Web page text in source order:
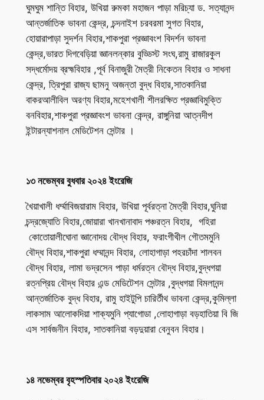
ঘুমঘুম শান্তি বিহার, উখিয়া রুমকা মহাজন পাড়া মরিচ্যা ড. সত্যানন্দ
আন্তর্জাতিক ভাবনা কেন্দ্র, চন্দনাইশ চরবরমা সুগত বিহার,
হোয়ারাপাড়া সুদর্শন বিহার,শাকপুরা প্রজ্ঞাবংশ বিদর্শন ভাবনা
কেন্দ্র,ভারত দিগবেড়িয়া জ্ঞানলন্কার বুড্ডিস্ট সংঘ,রামু রাজারকুল
সদ্ধর্মোদয় ব্রহ্মবিহার ,পূর্ব বিনাজুরী মৈত্রী নিকেতন বিহার ও সাধনা
কেন্দ্র, ত্রিপুরা রাজ্য ছামনু অজন্তা বুদ্ধ বিহার,সাতকানিয়া
বাকরআলীবিল অরণ্য বিহার,মহেশখালী শীলরক্ষিত প্রজ্ঞাবিমুক্তি
বনবিহার,শাকপুরা প্রজ্ঞাবংশ ভাবনা কেন্দ্র, রাঙ্গুনিয়া আত্নদীপ
ইন্টারন্যাশনাল মেডিটেশন সেন্টার ।
১৩ নভেম্বর বুধবার ২০২৪ ইংরেজি
খৈয়াখালী ধর্ম্মাবিজয়ারাম বিহার, উখিয়া পূর্বরত্না মৈত্রী বিহার,ঘুনিয়া
চন্দ্রজ্যোতি বিহার,জোয়ারা খানখানাবাদ পঞ্চরত্ন বিহার, গহিরা
কোতোয়ালীঘোনা জ্ঞানোদয় বৌদ্ধ বিহার, ফরাংগীখীল গৌতমমুনি
বৌদ্ধ বিহার,শাকপুরা ধম্মানন্দ বিহার, লোহাগাড়া পহরচাঁদা শালবন
বৌদ্ধ বিহার, লামা ভদ্রসেন পাড়া ধর্মরত্ন বৌদ্ধ বিহার,বুদ্ধগয়া
রত্নপ্রিয় বৌদ্ধ বিহার এন্ড মেডিটেশন সেন্টার ,বুদ্ধগয়া বিমলানন্দ
আন্তর্জাতিক বুদ্ধ বিহার, রামু হাইটুপি চারির্তীথ ভাবনা কেন্দ্র,কুমিল্লা
লাকসাম আলোকদিয়া শাক্যমুনি প্যাগোডা ,লোহাগাড়া বড়হাতিয়া বি জি
এস সার্বজনীন বিহার, সাতকানিয়া বড়দুয়ারা বেনুবন বিহার।
১৪ নভেম্বর বৃহস্পতিবার ২০২৪ ইংরেজি